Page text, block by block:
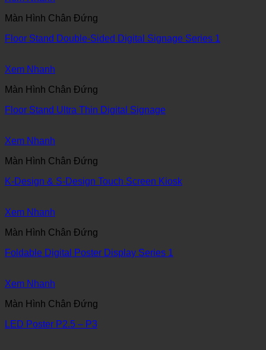
Màn Hình Chân Đứng
Floor Stand Double-Sided Digital Signage Series 1
Xem Nhanh
Màn Hình Chân Đứng
Floor Stand Ultra Thin Digital Signage
Xem Nhanh
Màn Hình Chân Đứng
K-Design & S-Design Touch Screen Kiosk
Xem Nhanh
Màn Hình Chân Đứng
Foldable Digital Poster Display Series 1
Xem Nhanh
Màn Hình Chân Đứng
LED Poster P2.5 – P3